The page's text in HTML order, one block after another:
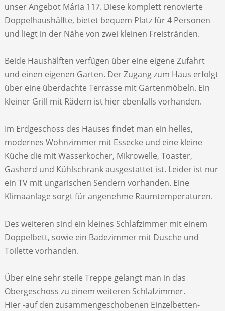
unser Angebot Mária 117. Diese komplett renovierte
Doppelhaushälfte, bietet bequem Platz für 4 Personen
und liegt in der Nähe von zwei kleinen Freistränden.
Beide Haushälften verfügen über eine eigene Zufahrt
und einen eigenen Garten. Der Zugang zum Haus erfolgt
über eine überdachte Terrasse mit Gartenmöbeln. Ein
kleiner Grill mit Rädern ist hier ebenfalls vorhanden.
Im Erdgeschoss des Hauses findet man ein helles,
modernes Wohnzimmer mit Essecke und eine kleine
Küche die mit Wasserkocher, Mikrowelle, Toaster,
Gasherd und Kühlschrank ausgestattet ist. Leider ist nur
ein TV mit ungarischen Sendern vorhanden. Eine
Klimaanlage sorgt für angenehme Raumtemperaturen.
Des weiteren sind ein kleines Schlafzimmer mit einem
Doppelbett, sowie ein Badezimmer mit Dusche und
Toilette vorhanden.
Über eine sehr steile Treppe gelangt man in das
Obergeschoss zu einem weiteren Schlafzimmer.
Hier ­-auf den zusammengeschobenen Einzelbetten-